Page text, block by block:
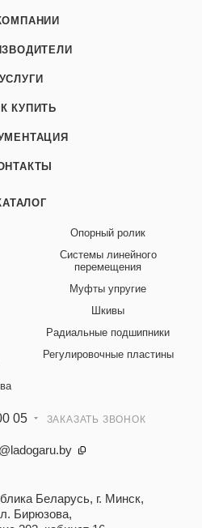
УСЛУГИ
КУПИТЬ
Опорный ролик
Системы линейного
перемещения
Муфты упругие
Шкивы
Радиальные подшипники
Регулировочные пластины
05 ЗАКАЗАТЬ ЗВОНОК
Беларусь, г. Минск,
Бирюзова,